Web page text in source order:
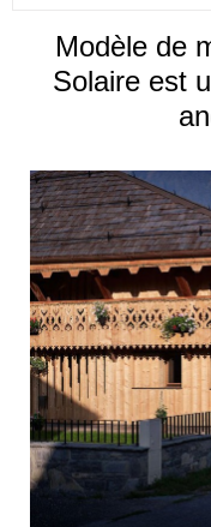
Modèle de
Solaire est